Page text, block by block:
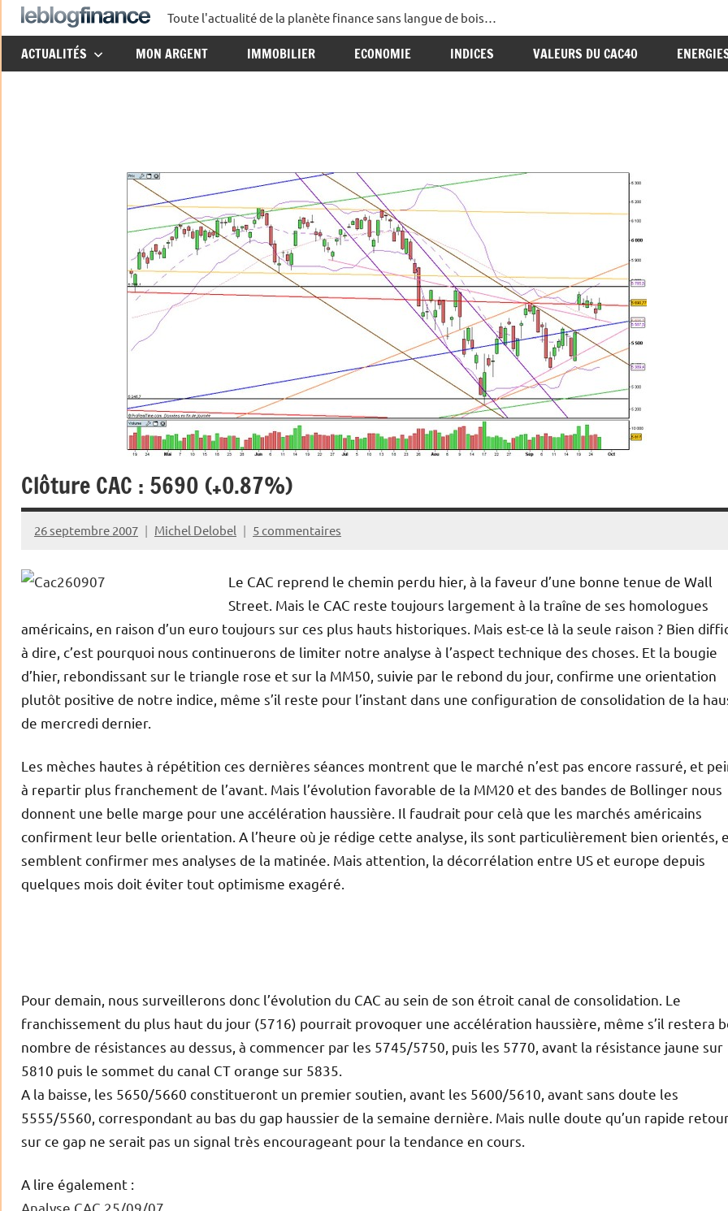
Aller
au
contenu
Le
Blog
Toute l'actualité de la planète finance sans langue de bois…
ACTUALITÉS MON ARGENT IMMOBILIER ECONOMIE INDICES VALEURS DU CAC40
Clôture CAC : 5690 (+0.87%)
26 septembre 2007 Michel Delobel 5 commentaires
Le CAC reprend le chemin perdu hier, à la faveur d’une bonne tenue de Wall
Street. Mais le CAC reste toujours largement à la traîne de ses homologues
américains, en raison d’un euro toujours sur ces plus hauts historiques. Mais est-ce là la seule raison ? Bien
à dire, c’est pourquoi nous continuerons de limiter notre analyse à l’aspect technique des choses. Et la bougie
d’hier, rebondissant sur le triangle rose et sur la MM50, suivie par le rebond du jour, confirme une orientation
plutôt positive de notre indice, même s’il reste pour l’instant dans une configuration de consolidation de la
de mercredi dernier.
Les mèches hautes à répétition ces dernières séances montrent que le marché n’est pas encore rassuré, et
à repartir plus franchement de l’avant. Mais l’évolution favorable de la MM20 et des bandes de Bollinger nous
donnent une belle marge pour une accélération haussière. Il faudrait pour celà que les marchés américains
confirment leur belle orientation. A l’heure où je rédige cette analyse, ils sont particulièrement bien orientés,
semblent confirmer mes analyses de la matinée. Mais attention, la décorrélation entre US et europe depuis
quelques mois doit éviter tout optimisme exagéré.
Pour demain, nous surveillerons donc l’évolution du CAC au sein de son étroit canal de consolidation. Le
franchissement du plus haut du jour (5716) pourrait provoquer une accélération haussière, même s’il restera
nombre de résistances au dessus, à commencer par les 5745/5750, puis les 5770, avant la résistance jaune sur
5810 puis le sommet du canal CT orange sur 5835.
A la baisse, les 5650/5660 constitueront un premier soutien, avant les 5600/5610, avant sans doute les
5555/5560, correspondant au bas du gap haussier de la semaine dernière. Mais nulle doute qu’un rapide
sur ce gap ne serait pas un signal très encourageant pour la tendance en cours.
A lire également :
Analyse CAC 25/09/07